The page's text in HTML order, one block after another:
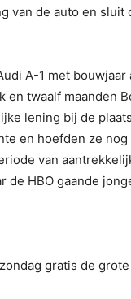
van de auto en sluit
A-1 met bouwjaar
twaalf maanden
lening bij de
en hoefden ze
van
HBO gaande
gratis de